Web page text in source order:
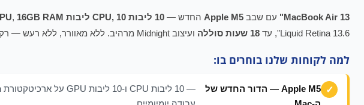
MacBook Air 13" עם שבב Apple M5 החדש — 10 ליבות CPU, 10 ליבות GPU , 16GB RAM
Liquid Retina 13.6", עד
18 שעות סוללה ועיצוב Midnight מרהיב. ללא מאוורר, ללא רעש — רק ביצועים.
למה לקוחות שלנו בוחרים בו:
Apple M5 — הדור החדש של